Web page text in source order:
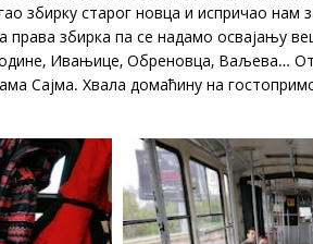
збирку старог новца и испричао нам
збирка па се надамо освајању
Ивањице, Обреновца, Ваљева…
Сајма. Хвала домаћину на